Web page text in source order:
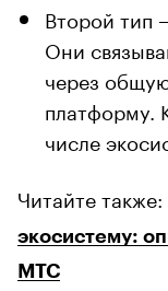
Второй тип
Они
через
платформу.
числе
Читайте также:
экосистему:
МТС